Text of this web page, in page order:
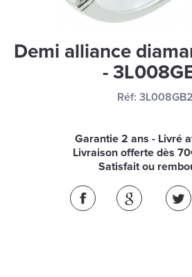
QUI SOMMES
Demi alliance
-
Réf: 3L008GB2
Garantie 2 ans - Livré
Livraison offerte dès
Satisfait ou